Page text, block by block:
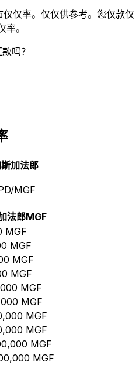
仅率。仅仅供参考。您仅款仅
率。
吗？
加法郎
MGF
法郎MGF
MGF
MGF
MGF
MGF
MGF
MGF
MGF
MGF
MGF
MGF